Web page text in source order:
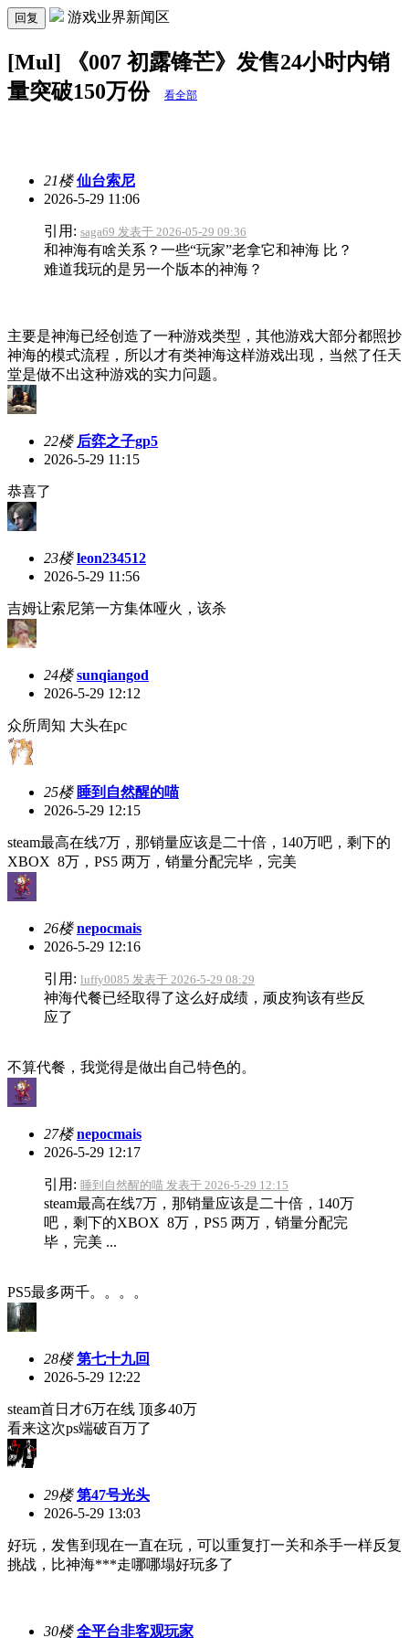
回复 游戏业界新闻区
[Mul] 《007 初露锋芒》发售24小时内销
量突破150万份
看全部
21楼 仙台索尼
2026-5-29 11:06
引用: saga69 发表于 2026-05-29 09:36
和神海有啥关系？一些“玩家”老拿它和神海 比？
难道我玩的是另一个版本的神海？
主要是神海已经创造了一种游戏类型，其他游戏大部分都照抄
神海的模式流程，所以才有类神海这样游戏出现，当然了任天
堂是做不出这种游戏的实力问题。
22楼 后弈之子gp5
2026-5-29 11:15
恭喜了
23楼 leon234512
2026-5-29 11:56
吉姆让索尼第一方集体哑火，该杀
24楼 sunqiangod
2026-5-29 12:12
众所周知 大头在pc
25楼 睡到自然醒的喵
2026-5-29 12:15
steam最高在线7万，那销量应该是二十倍，140万吧，剩下的
XBOX 8万，PS5 两万，销量分配完毕，完美
26楼 nepocmais
2026-5-29 12:16
引用: luffy0085 发表于 2026-5-29 08:29
神海代餐已经取得了这么好成绩，顽皮狗该有些反
应了
不算代餐，我觉得是做出自己特色的。
27楼 nepocmais
2026-5-29 12:17
引用: 睡到自然醒的喵 发表于 2026-5-29 12:15
steam最高在线7万，那销量应该是二十倍，140万
吧，剩下的XBOX 8万，PS5 两万，销量分配完
毕，完美 ...
PS5最多两千。。。。
28楼 第七十九回
2026-5-29 12:22
steam首日才6万在线 顶多40万
看来这次ps端破百万了
29楼 第47号光头
2026-5-29 13:03
好玩，发售到现在一直在玩，可以重复打一关和杀手一样反复
挑战，比神海***走哪哪塌好玩多了
30楼 全平台非客观玩家